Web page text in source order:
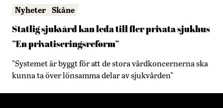
Nyheter Skåne
Statlig sjukvård kan leda till fler privata sjukhus
”En privatiseringsreform”
"Systemet är byggt för att de stora vårdkoncernerna ska
kunna ta över lönsamma delar av sjukvården"